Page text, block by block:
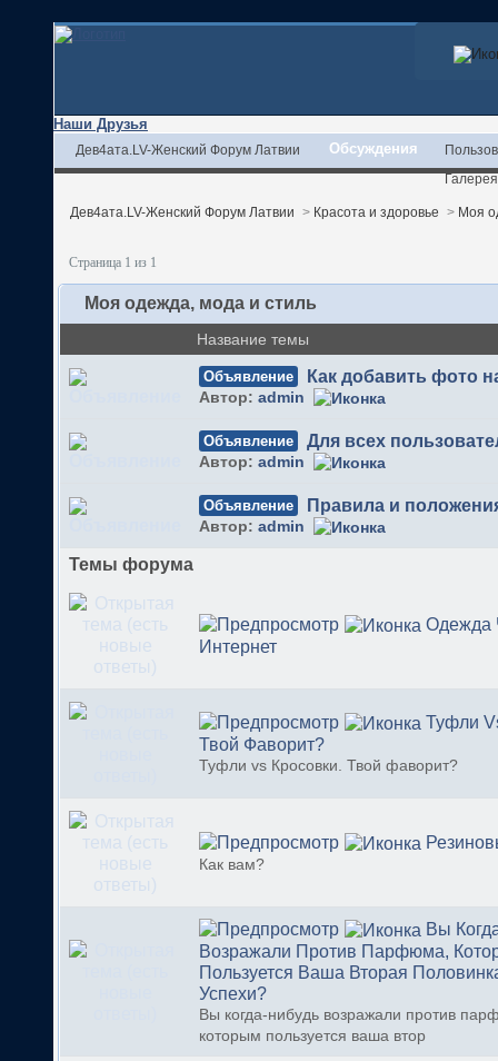
Наши Друзья
Дев4ата.LV-Женский Форум Латвии Обсуждения
Галерея
Дев4ата.LV-Женский Форум Латвии > Красота и здоровье > Моя
Страница 1 из 1
Моя одежда, мода и стиль
Название темы
Объявление Как добавить фото
Автор: admin
Объявление Для всех
Автор: admin
Объявление Правила и
Автор: admin
Темы форума
Одежда
Интернет
Туфли
Твой Фаворит?
Туфли vs Кросовки. Твой фаворит?
Как вам?
Вы
Возражали Против Парфюма,
Пользуется Ваша Вторая
Успехи?
Вы когда-нибудь возражали против
которым пользуется ваша втор